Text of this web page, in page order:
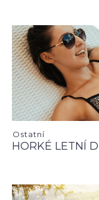
Ostatní
HORKÉ LETNÍ